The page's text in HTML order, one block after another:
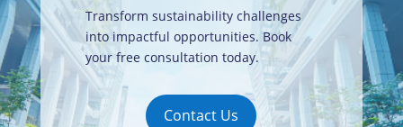
Transform sustainability challenges
into impactful opportunities. Book
your free consultation today.
Contact Us